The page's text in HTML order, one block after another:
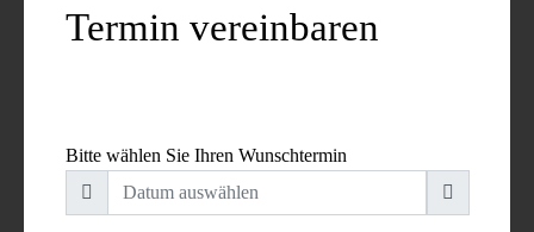
Termin vereinbaren
Bitte wählen Sie Ihren Wunschtermin